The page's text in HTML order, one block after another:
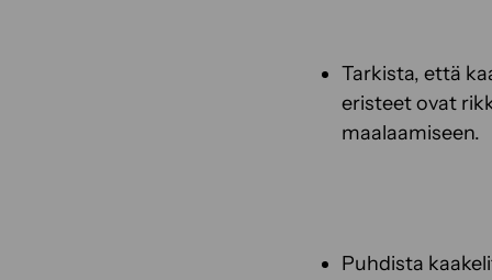
Tarkista, että
eristeet ovat
maalaamiseen.
Puhdista